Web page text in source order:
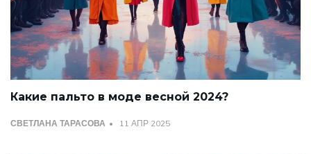
Какие пальто в моде весной 2024?
СВЕТЛАНА ТАРАСОВА 11 АПР 2025